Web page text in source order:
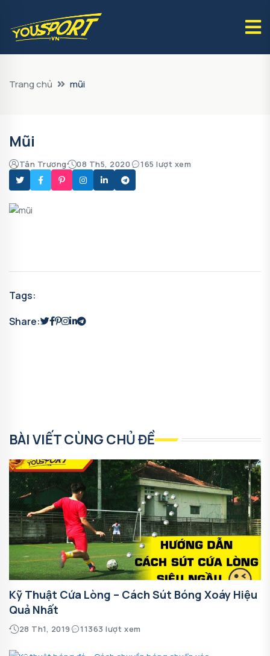
Trang chủ mũi
Mũi
Tân Trương 08 Th5, 2020 165 lượt xem
Tags:
Share:
BÀI VIẾT CÙNG CHỦ ĐỀ
Kỹ Thuật Cứa Lòng – Cách Sút Bóng Xoáy Hiệu
Quả Nhất
28 Th1, 2019 11363 lượt xem